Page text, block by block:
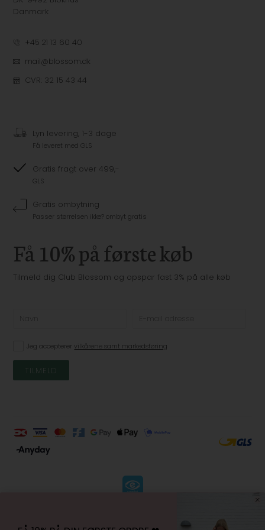
Danmark
+45 21 13 60 40
mail@blossom.dk
CVR: 32 15 43 44
Lyn levering, 1-3 dage
Få leveret med GLS
Gratis fragt over 499,-
GLS
Gratis ombytning
Passer størrelsen ikke? ombyt gratis
Få 10% på første køb
Tilmeld dig Club Blossom og opspar fast 3% på alle køb
Jeg accepterervilkårene samt markedsføring